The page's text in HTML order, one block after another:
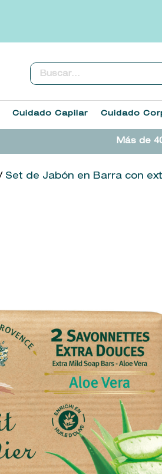
Buscar...
Cuidado Capilar Cuidado
Más de
Set de Jabón en Barra con
1.
heathcote
sol ipanema
3.
cleanance
4.
giftset